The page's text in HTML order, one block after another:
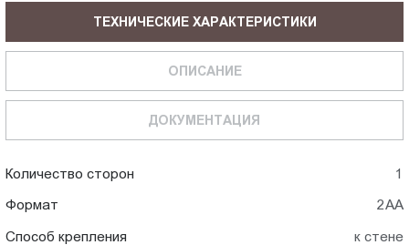
ТЕХНИЧЕСКИЕ ХАРАКТЕРИСТИКИ
ОПИСАНИЕ
ДОКУМЕНТАЦИЯ
Количество сторон 1
Формат 2АА
Способ крепления к стене